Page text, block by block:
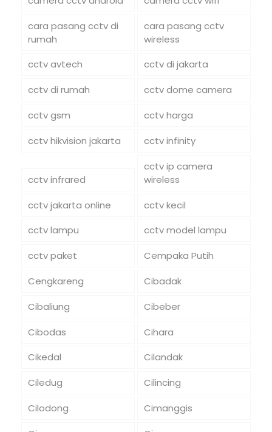
cara pasang cctv di
rumah
cara pasang cctv
wireless
cctv avtech
cctv di jakarta
cctv di rumah
cctv dome camera
cctv gsm
cctv harga
cctv hikvision jakarta
cctv infinity
cctv infrared
cctv ip camera
wireless
cctv jakarta online
cctv kecil
cctv lampu
cctv model lampu
cctv paket
Cempaka Putih
Cengkareng
Cibadak
Cibaliung
Cibeber
Cibodas
Cihara
Cikedal
Cilandak
Ciledug
Cilincing
Cilodong
Cimanggis